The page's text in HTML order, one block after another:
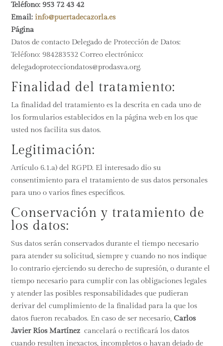
Teléfono: 953 72 43 42
Email: info@puertadecazorla.es
Página
Datos de contacto Delegado de Protección de Datos:
Teléfono: 984283532 Correo electrónico:
delegadoprotecciondatos@prodasva.org.
Finalidad del tratamiento:
La finalidad del tratamiento es la descrita en cada uno de
los formularios establecidos en la página web en los que
usted nos facilita sus datos.
Legitimación:
Artículo 6.1.a) del RGPD. El interesado dio su
consentimiento para el tratamiento de sus datos personales
para uno o varios fines específicos.
Conservación y tratamiento de
los datos:
Sus datos serán conservados durante el tiempo necesario
para atender su solicitud, siempre y cuando no nos indique
lo contrario ejerciendo su derecho de supresión, o durante el
tiempo necesario para cumplir con las obligaciones legales
y atender las posibles responsabilidades que pudieran
derivar del cumplimiento de la finalidad para la que los
datos fueron recabados. En caso de ser necesario, Carlos
Javier Ríos Martínez cancelará o rectificará los datos
cuando resulten inexactos, incompletos o hayan dejado de